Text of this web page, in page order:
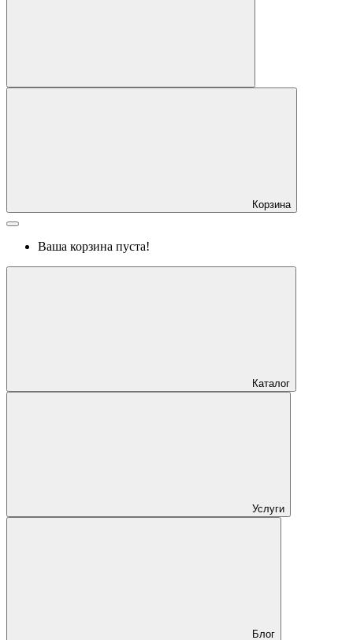
Корзина
Ваша корзина пуста!
Каталог
Услуги
Блог